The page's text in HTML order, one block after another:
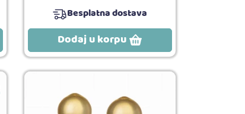
Besplatna dostava
Dodaj u korpu